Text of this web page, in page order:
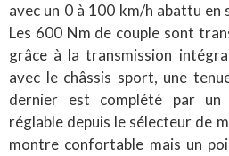
avec un 0 à 100 km/h abattu en
Les 600 Nm de couple sont
grâce à la transmission
avec le châssis sport, une
dernier est complété par un
réglable depuis le sélecteur de
montre confortable mais un